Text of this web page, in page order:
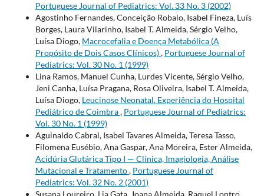
Portuguese Journal of Pediatrics: Vol. 33 No. 3 (2002)
Agostinho Fernandes, Conceição Robalo, Isabel Fineza, Luís
Borges, Laura Vilarinho, Isabel T. Almeida, Sérgio Velho,
Luísa Diogo, Macrocefalia e Doença Metabólica (A
Propósito de Dois Casos Clínicos), Portuguese Journal of
Pediatrics: Vol. 30 No. 1 (1999)
Lina Ramos, Manuel Cunha, Lurdes Vicente, Sérgio Velho,
Jeni Canha, Luísa Pragana, Rosa Oliveira, Isabel T. Almeida,
Luísa Diogo, Leucinose Neonatal. Experiência do Hospital
Pediátrico de Coimbra, Portuguese Journal of Pediatrics:
Vol. 30 No. 1 (1999)
Aguinaldo Cabral, Isabel Tavares Almeida, Teresa Tasso,
Filomena Eusébio, Ana Gaspar, Ana Moreira, Ester Almeida,
Acidúria Glutárica Tipo I — Clínica, Imagiologia, Análise
Mutacional e Tratamento, Portuguese Journal of
Pediatrics: Vol. 32 No. 2 (2001)